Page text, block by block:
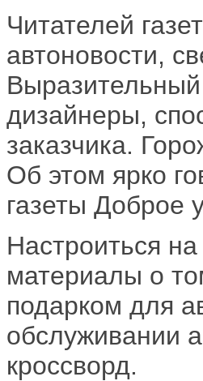
Читателей
автоновости,
дизайнеры,
заказчика.
Об этом ярко
газеты Доброе
Настроиться
материалы о
подарком для
обслуживании
кроссворд.